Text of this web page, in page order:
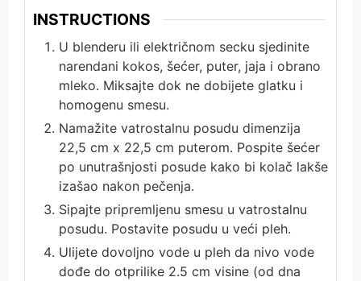
INSTRUCTIONS
U blenderu ili električnom secku sjedinite
narendani kokos, šećer, puter, jaja i obrano
mleko. Miksajte dok ne dobijete glatku i
homogenu smesu.
Namažite vatrostalnu posudu dimenzija
22,5 cm x 22,5 cm puterom. Pospite šećer
po unutrašnjosti posude kako bi kolač lakše
izašao nakon pečenja.
Sipajte pripremljenu smesu u vatrostalnu
posudu. Postavite posudu u veći pleh.
Ulijete dovoljno vode u pleh da nivo vode
dođe do otprilike 2.5 cm visine (od dna